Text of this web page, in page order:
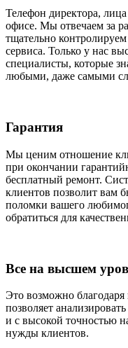
Телефон директора,
офисе. Мы отвечаем за
тщательно
сервиса. Только у нас
специалисты, которые
любыми, даже самыми
Гарантия
Мы ценим отношение
при окончании
бесплатный ремонт.
клиентов позволит вам
поломки вашего
обратиться для
Все на высшем
Это возможно
позволяет
и с высокой точностью
нужды клиентов.